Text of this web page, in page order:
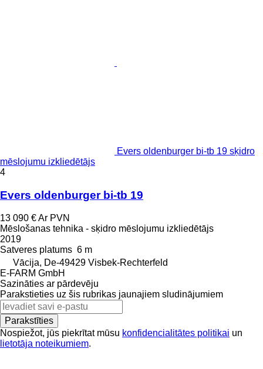
Evers oldenburger bi-tb 19 sķidro
mēslojumu izkliedētājs
4
Evers oldenburger bi-tb 19
13 090 €Ar PVN
Mēslošanas tehnika - sķidro mēslojumu izkliedētājs
2019
Satveres platums 6 m
Vācija, De-49429 Visbek-Rechterfeld
E-FARM GmbH
Sazināties ar pārdevēju
Parakstieties uz šis rubrikas jaunajiem sludinājumiem
Parakstīties
Nospiežot, jūs piekrītat mūsu konfidencialitātes politikai un
lietotāja noteikumiem.